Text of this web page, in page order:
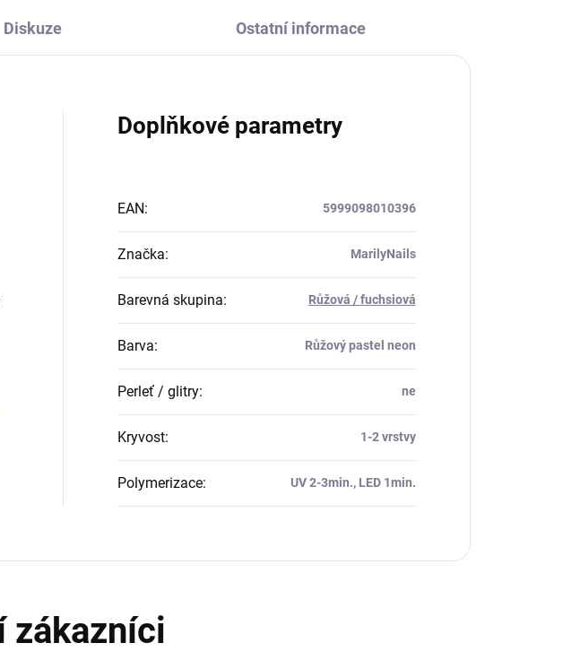
Diskuze Ostatní informace
Doplňkové parametry
EAN: 5999098010396
Značka: MarilyNails
Barevná skupina: Růžová / fuchsiová
Barva: Růžový pastel neon
Perleť / glitry: ne
Kryvost: 1-2 vrstvy
Polymerizace: UV 2-3min., LED 1min.